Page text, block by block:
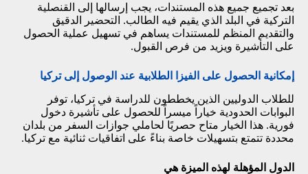
بعد تجميع جميع هذه المستندات، يجب إرسالها إلى القنصلية
التركية في البلد الذي يقيم فيه الطالب. التحضير الدقيق
والتقديم المنظم للمستندات يساهم في تسهيل عملية الحصول
على التأشيرة ويزيد من فرص القبول.
إمكانية الحصول على الفيزا الطلابية عند الوصول إلى تركيا
للطلاب الدوليين الذين يخططون للدراسة في تركيا، توفر
البوابات الحدودية خياراً ميسراً للحصول على تأشيرة دخول
فورية. هذا الخيار متاح حصريًا لحاملي جوازات السفر من بلدان
محددة تتمتع بتسهيلات خاصة بناءً على اتفاقيات ثنائية مع تركيا.
الدول المؤهلة لهذه الميزة هي